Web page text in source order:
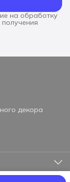
на обработку
декора